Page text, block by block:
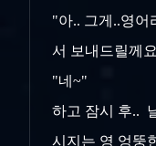
"아.. 그게..영어
서 보내드릴께
"네~"
하고 잠시 후..
시지는 영 엉뚱